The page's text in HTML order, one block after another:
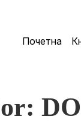
Почетна